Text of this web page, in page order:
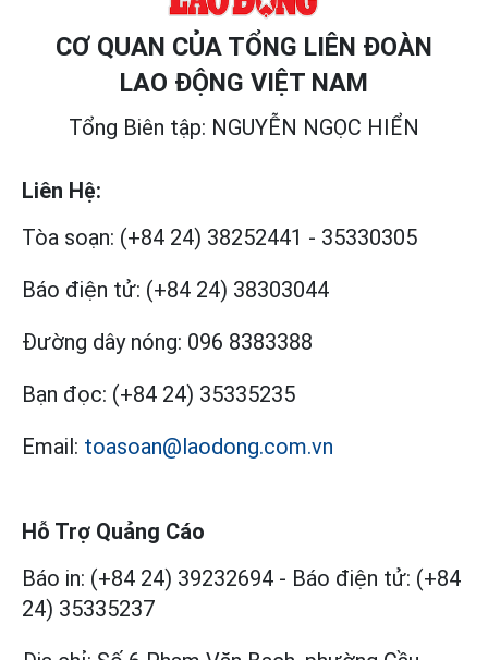
CƠ QUAN CỦA TỔNG LIÊN ĐOÀN
LAO ĐỘNG VIỆT NAM
Tổng Biên tập: NGUYỄN NGỌC HIỂN
Liên Hệ:
Tòa soạn: (+84 24) 38252441 - 35330305
Báo điện tử: (+84 24) 38303044
Đường dây nóng: 096 8383388
Bạn đọc: (+84 24) 35335235
Email: toasoan@laodong.com.vn
Hỗ Trợ Quảng Cáo
Báo in: (+84 24) 39232694 - Báo điện tử: (+84
24) 35335237